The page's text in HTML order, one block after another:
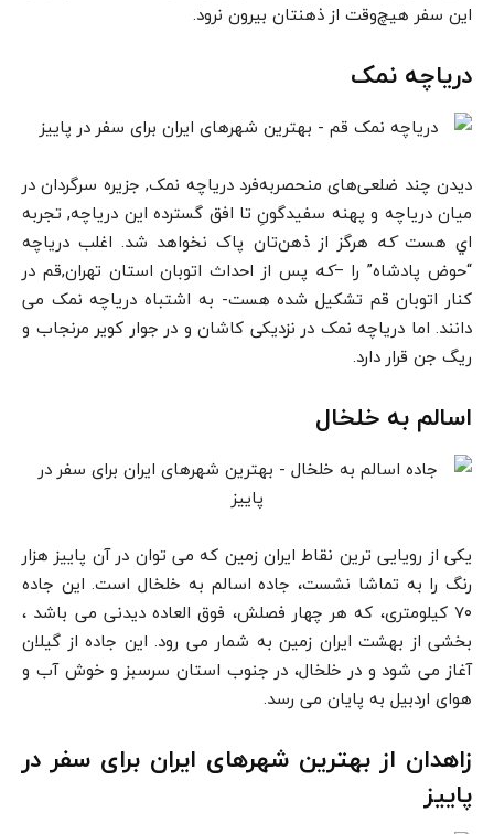
این سفر هیچ‌وقت از ذهنتان بیرون نرود.
دریاچه نمک
ديدن چند ضلعی‌های منحصربه‌فرد دریاچه نمک, جزیره سرگردان در
ميان دریاچه و پهنه سفیدگونِ تا افق گسترده این دریاچه, تجربه
اي هستکه هرگز از ذهن‌تان پاک نخواهد شد. اغلب دریاچه
“حوض پادشاه” را –که پس از احداث اتوبان استان تهران,قم در
کنار اتوبان قم تشکیل شده هست- به اشتباه دریاچه نمک می
دانند. اما دریاچه نمک در نزدیکی کاشان و در جوار کویر مرنجاب و
ریگ جن قرار دارد.
اسالم به خلخال
یکی از رویایی ترین نقاط ایران زمین که می توان در آن پاییز هزار
رنگ را به تماشا نشست، جاده اسالم به خلخال است. این جاده
۷۰ کیلومتری، که هر چهار فصلش، فوق العاده دیدنی می باشد ،
بخشی از بهشت ایران زمین به شمار می رود. این جاده از گیلان
آغاز می شود و در خلخال، در جنوب استان سرسبز و خوش آب و
هوای اردبیل به پایان می رسد.
زاهدان از بهترین شهرهای ایران برای سفر در
پاییز